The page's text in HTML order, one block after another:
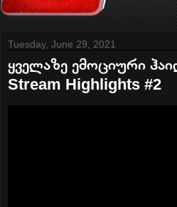
Tuesday, June 29, 2021
ყველაზე ემოციური
Stream Highlights #2